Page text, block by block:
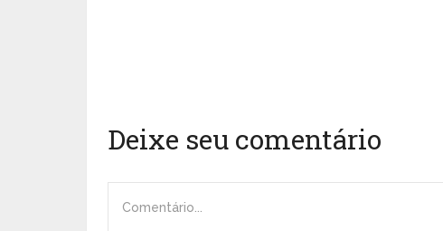
Deixe seu comentário